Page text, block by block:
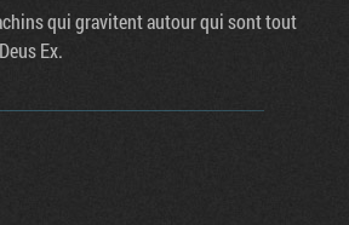
qui gravitent autour qui sont tout
Ex.